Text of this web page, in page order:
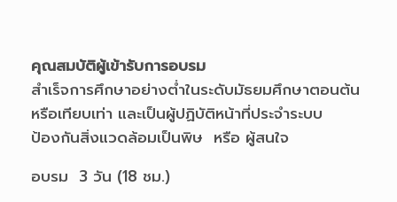
คุณสมบัติผู้เข้ารับการอบรม
สำเร็จการศึกษาอย่างต่ำในระดับมัธยมศึกษาตอนต้น
หรือเทียบเท่า และเป็นผู้ปฏิบัติหน้าที่ประจำระบบ
ป้องกันสิ่งแวดล้อมเป็นพิษ หรือ ผู้สนใจ
อบรม 3 วัน (18 ชม.)